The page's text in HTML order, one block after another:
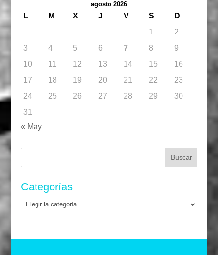
agosto 2026
L M X J V S
D
1
2
3
4 5 6 7 8
9
10
11 12 13 14 15
16
17
18 19 20 21 22
23
24
25 26 27 28 29
30
31
« May
Categorías
Categorías